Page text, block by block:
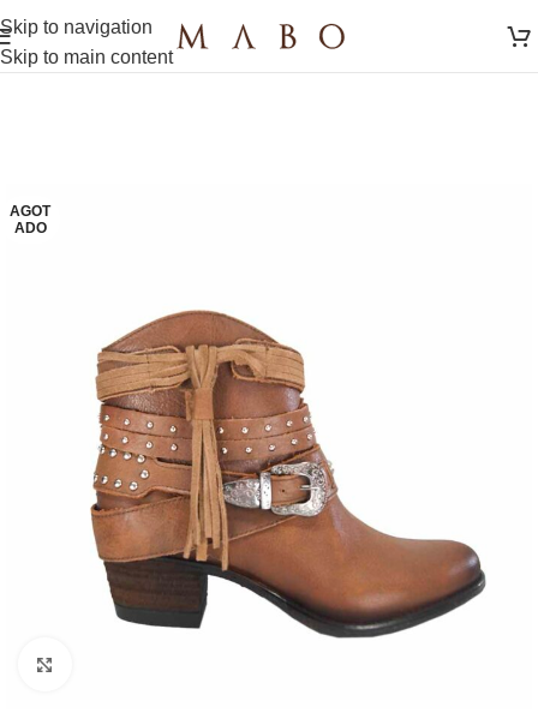
Skip to navigation
Skip to main content
AGOT
ADO